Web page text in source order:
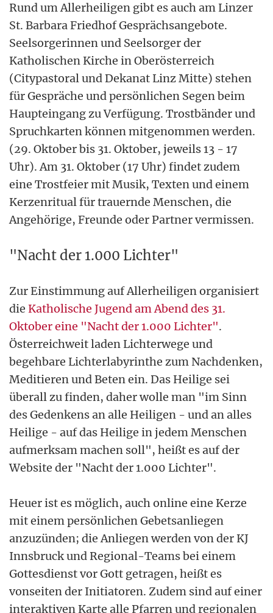
Rund um Allerheiligen gibt es auch am Linzer
St. Barbara Friedhof Gesprächsangebote.
Seelsorgerinnen und Seelsorger der
Katholischen Kirche in Oberösterreich
(Citypastoral und Dekanat Linz Mitte) stehen
für Gespräche und persönlichen Segen beim
Haupteingang zu Verfügung. Trostbänder und
Spruchkarten können mitgenommen werden.
(29. Oktober bis 31. Oktober, jeweils 13 - 17
Uhr). Am 31. Oktober (17 Uhr) findet zudem
eine Trostfeier mit Musik, Texten und einem
Kerzenritual für trauernde Menschen, die
Angehörige, Freunde oder Partner vermissen.
"Nacht der 1.000 Lichter"
Zur Einstimmung auf Allerheiligen organisiert
die Katholische Jugend am Abend des 31.
Oktober eine "Nacht der 1.000 Lichter".
Österreichweit laden Lichterwege und
begehbare Lichterlabyrinthe zum Nachdenken,
Meditieren und Beten ein. Das Heilige sei
überall zu finden, daher wolle man "im Sinn
des Gedenkens an alle Heiligen - und an alles
Heilige - auf das Heilige in jedem Menschen
aufmerksam machen soll", heißt es auf der
Website der "Nacht der 1.000 Lichter".
Heuer ist es möglich, auch online eine Kerze
mit einem persönlichen Gebetsanliegen
anzuzünden; die Anliegen werden von der KJ
Innsbruck und Regional-Teams bei einem
Gottesdienst vor Gott getragen, heißt es
vonseiten der Initiatoren. Zudem sind auf einer
interaktiven Karte alle Pfarren und regionalen